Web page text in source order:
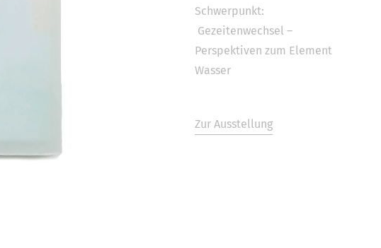
Schwerpunkt:
Gezeitenwechsel –
Perspektiven zum Element
Wasser
Zur Ausstellung